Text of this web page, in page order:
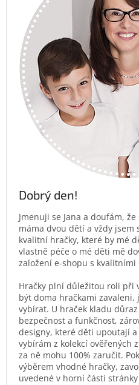
Dobrý den!
Jmenuji se Jana a doufám,
máma dvou dětí a vždy
kvalitní hračky, které by mé
vlastně péče o mé děti mě
založení e-shopu s
Hračky plní důležitou roli při
být doma hračkami
vybírat. U hraček kladu
bezpečnost a funkčnost,
designy, které děti upoutají a
vybírám z kolekcí ověřených
za ně mohu 100% zaručit.
výběrem vhodné hračky,
uvedené v horní části